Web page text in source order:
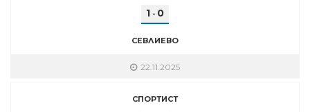
1 - 0
СЕВЛИЕВО
22.11.2025
СПОРТИСТ